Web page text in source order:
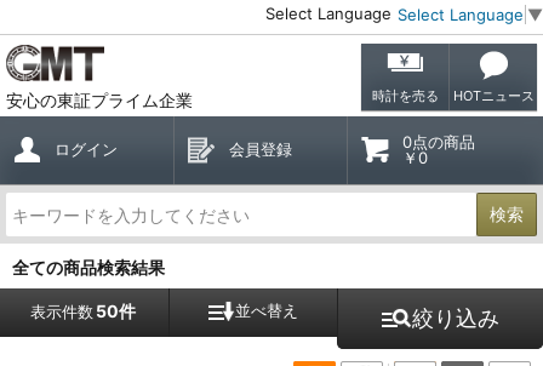
Select Language Select Language ▼
安心の東証プライム企業 時計を売る HOTニュース
ログイン 会員登録
0点の商品
￥0
検索
全ての商品検索結果
表示件数50件 並べ替え 絞り込み